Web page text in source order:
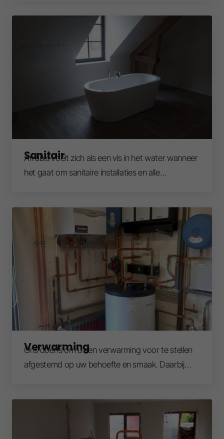
Sanitair
Arrabis voelt zich als een vis in het water wanneer
het gaat om sanitaire installaties en alle
Verwarming
Ons doel is om u een verwarming voor te stellen
afgestemd op uw behoefte en smaak. Daarbij